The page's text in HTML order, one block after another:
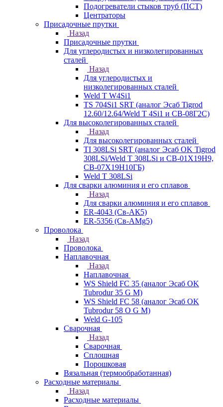
Подогреватели стыков труб (ПСТ)
Центраторы
Присадочные прутки
Назад
Присадочные прутки
Для углеродистых и низколегированных
сталей
Назад
Для углеродистых и
низколегированных сталей
Weld T W4Si1
TS 704Si1 SRT (аналог Эсаб Tigrod
12.60/12.64/Weld T 4Si1 и СВ-08Г2С)
Для высоколегированных сталей
Назад
Для высоколегированных сталей
TI 308LSi SRT (аналог Эсаб OK Tigrod
308LSi/Weld T 308LSi и СВ-01Х19Н9,
СВ-07Х19Н10ГБ)
Weld T 308LSi
Для сварки алюминия и его сплавов
Назад
Для сварки алюминия и его сплавов
ER-4043 (Св-АК5)
ER-5356 (Св-АМg5)
Проволока
Назад
Проволока
Наплавочная
Назад
Наплавочная
WS Shield FC 35 (аналог Эсаб OK
Tubrodur 35 G M)
WS Shield FC 58 (аналог Эсаб OK
Tubrodur 58 O G M)
Weld G-105
Сварочная
Назад
Сварочная
Сплошная
Порошковая
Вязальная (термообработанная)
Расходные материалы
Назад
Расходные материалы